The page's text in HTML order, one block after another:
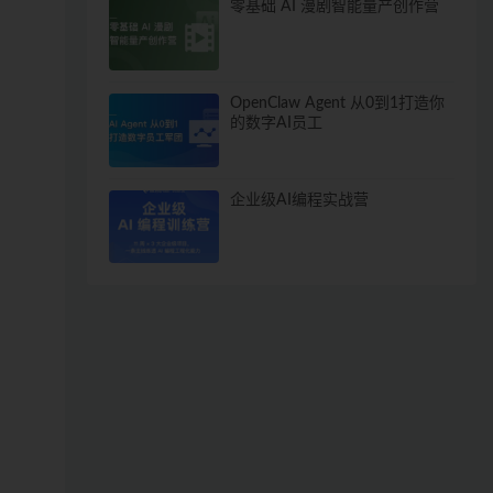
零基础 AI 漫剧智能量产创作营
OpenClaw Agent 从0到1打造你
的数字AI员工
企业级AI编程实战营